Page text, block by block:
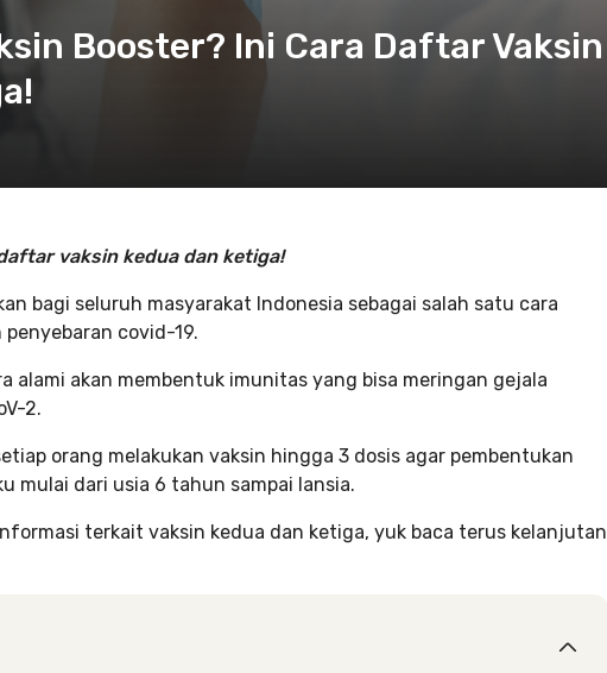
Booster? Ini Cara Daftar Vaksin
vaksin kedua dan ketiga!
bagi seluruh masyarakat Indonesia sebagai salah satu cara
covid-19.
alami akan membentuk imunitas yang bisa meringan gejala
2.
orang melakukan vaksin hingga 3 dosis agar pembentukan
mulai dari usia 6 tahun sampai lansia.
terkait vaksin kedua dan ketiga, yuk baca terus kelanjutan